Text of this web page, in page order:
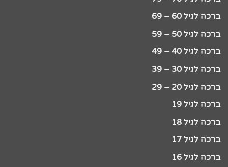
ברכה לגיל 60 – 69
ברכה לגיל 50 – 59
ברכה לגיל 40 – 49
ברכה לגיל 30 – 39
ברכה לגיל 20 – 29
ברכה לגיל 19
ברכה לגיל 18
ברכה לגיל 17
ברכה לגיל 16